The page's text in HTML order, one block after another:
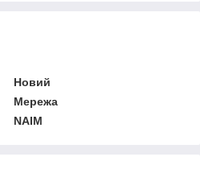
Новий
Мережа
NAIM